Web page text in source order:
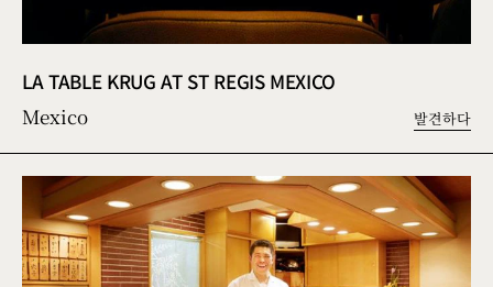
LA TABLE KRUG AT ST REGIS MEXICO
Mexico 발견하다